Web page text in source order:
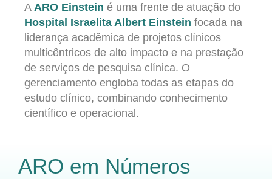
A ARO Einstein é uma frente de atuação do
Hospital Israelita Albert Einstein focada na
liderança acadêmica de projetos clínicos
multicêntricos de alto impacto e na prestação
de serviços de pesquisa clínica. O
gerenciamento engloba todas as etapas do
estudo clínico, combinando conhecimento
científico e operacional.
ARO em Números